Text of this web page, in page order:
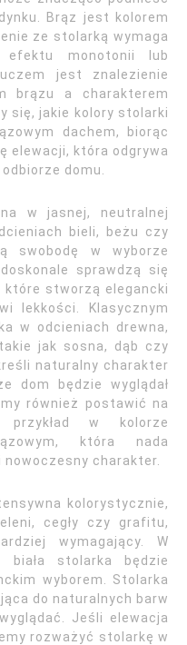
Brąz jest kolorem
ze stolarką wymaga
efektu monotonii lub
jest znalezienie
brązu a charakterem
się, jakie kolory stolarki
dachem, biorąc
elewacji, która odgrywa
domu.
w jasnej, neutralnej
bieli, beżu czy
swobodę w wyborze
sprawdzą się
które stworzą elegancki
lekkości. Klasycznym
w odcieniach drewna,
jak sosna, dąb czy
naturalny charakter
dom będzie wyglądał
również postawić na
w kolorze
która nada
charakter.
kolorystycznie,
cegły czy grafitu,
wymagający. W
biała stolarka będzie
wyborem. Stolarka
do naturalnych barw
Jeśli elewacja
rozważyć stolarkę w